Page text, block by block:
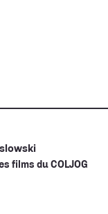
films du COLJOG